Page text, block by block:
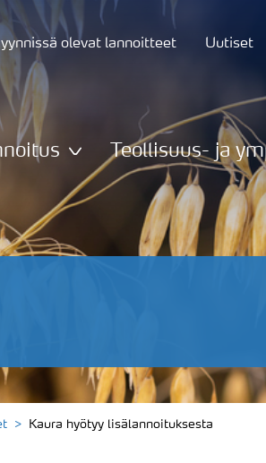
olevat lannoitteet Uutiset
Teollisuus- ja
Kaura hyötyy lisälannoituksesta